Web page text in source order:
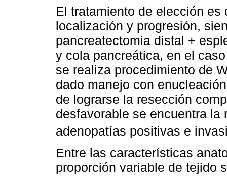
El tratamiento de elección
localización y progresión,
pancreatectomia distal +
y cola pancreática, en el
se realiza procedimiento de
dado manejo con
de lograrse la resección
desfavorable se encuentra
adenopatías positivas e
Entre las características
proporción variable de tejido